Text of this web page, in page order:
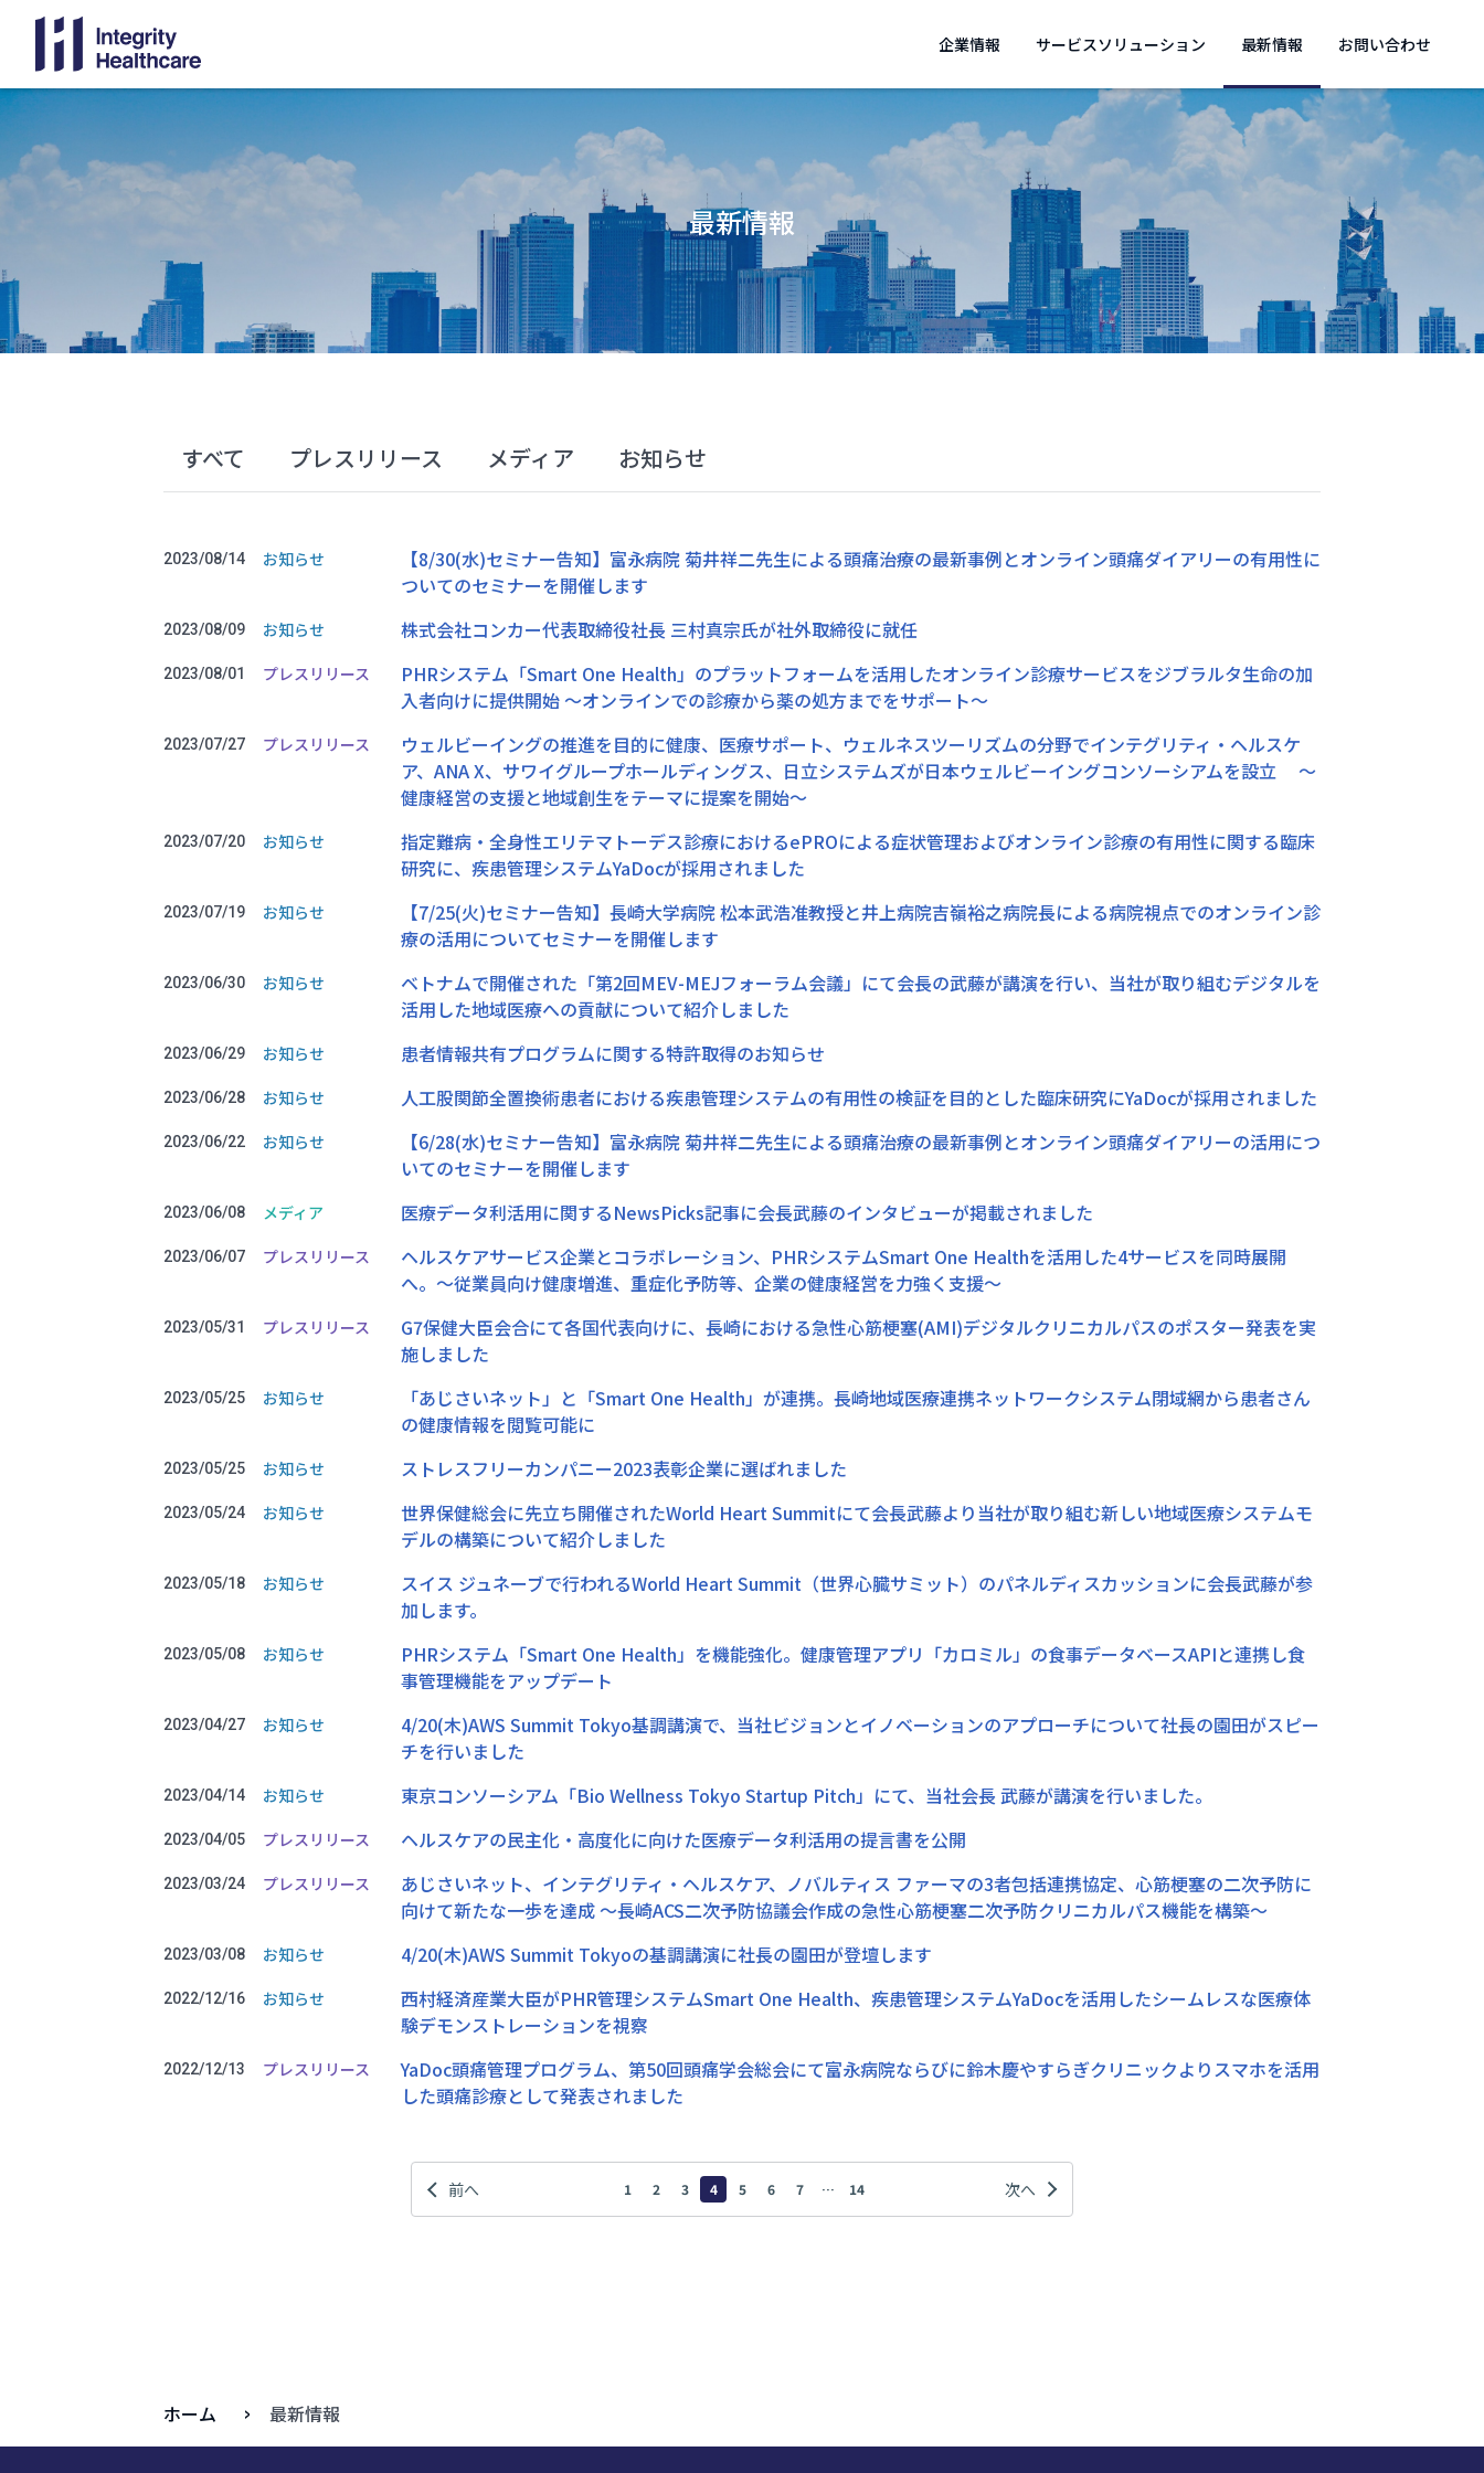
企業情報 サービスソリューション 最新情報 お問い合わせ
最新情報
すべて プレスリリース メディア お知らせ
2023/08/14 お知らせ
【8/30(水)セミナー告知】富永病院 菊井祥二先生による頭痛治療の最新事例とオンライン頭痛ダイアリーの有用性に
ついてのセミナーを開催します
2023/08/09 お知らせ 株式会社コンカー代表取締役社長 三村真宗氏が社外取締役に就任
2023/08/01 プレスリリース
PHRシステム「Smart One Health」のプラットフォームを活用したオンライン診療サービスをジブラルタ生命の加
入者向けに提供開始 ～オンラインでの診療から薬の処方までをサポート～
2023/07/27 プレスリリース
ウェルビーイングの推進を目的に健康、医療サポート、ウェルネスツーリズムの分野でインテグリティ・ヘルスケ
ア、ANA X、サワイグループホールディングス、日立システムズが日本ウェルビーイングコンソーシアムを設立 〜
健康経営の支援と地域創生をテーマに提案を開始〜
2023/07/20 お知らせ
指定難病・全身性エリテマトーデス診療におけるePROによる症状管理およびオンライン診療の有用性に関する臨床
研究に、疾患管理システムYaDocが採用されました
2023/07/19 お知らせ
【7/25(火)セミナー告知】長崎大学病院 松本武浩准教授と井上病院吉嶺裕之病院長による病院視点でのオンライン診
療の活用についてセミナーを開催します
2023/06/30 お知らせ
ベトナムで開催された「第2回MEV-MEJフォーラム会議」にて会長の武藤が講演を行い、当社が取り組むデジタルを
活用した地域医療への貢献について紹介しました
2023/06/29 お知らせ 患者情報共有プログラムに関する特許取得のお知らせ
2023/06/28 お知らせ 人工股関節全置換術患者における疾患管理システムの有用性の検証を目的とした臨床研究にYaDocが採用されました
2023/06/22 お知らせ
【6/28(水)セミナー告知】富永病院 菊井祥二先生による頭痛治療の最新事例とオンライン頭痛ダイアリーの活用につ
いてのセミナーを開催します
2023/06/08 メディア 医療データ利活用に関するNewsPicks記事に会長武藤のインタビューが掲載されました
2023/06/07 プレスリリース
ヘルスケアサービス企業とコラボレーション、PHRシステムSmart One Healthを活用した4サービスを同時展開
へ。～従業員向け健康増進、重症化予防等、企業の健康経営を力強く支援～
2023/05/31 プレスリリース
G7保健大臣会合にて各国代表向けに、長崎における急性心筋梗塞(AMI)デジタルクリニカルパスのポスター発表を実
施しました
2023/05/25 お知らせ
「あじさいネット」と「Smart One Health」が連携。長崎地域医療連携ネットワークシステム閉域網から患者さん
の健康情報を閲覧可能に
2023/05/25 お知らせ ストレスフリーカンパニー2023表彰企業に選ばれました
2023/05/24 お知らせ
世界保健総会に先立ち開催されたWorld Heart Summitにて会長武藤より当社が取り組む新しい地域医療システムモ
デルの構築について紹介しました
2023/05/18 お知らせ
スイス ジュネーブで行われるWorld Heart Summit（世界心臓サミット）のパネルディスカッションに会長武藤が参
加します。
2023/05/08 お知らせ
PHRシステム「Smart One Health」を機能強化。健康管理アプリ「カロミル」の食事データベースAPIと連携し食
事管理機能をアップデート
2023/04/27 お知らせ
4/20(木)AWS Summit Tokyo基調講演で、当社ビジョンとイノベーションのアプローチについて社長の園田がスピー
チを行いました
2023/04/14 お知らせ 東京コンソーシアム「Bio Wellness Tokyo Startup Pitch」にて、当社会長 武藤が講演を行いました。
2023/04/05 プレスリリース ヘルスケアの民主化・高度化に向けた医療データ利活用の提言書を公開
2023/03/24 プレスリリース
あじさいネット、インテグリティ・ヘルスケア、ノバルティス ファーマの3者包括連携協定、心筋梗塞の二次予防に
向けて新たな一歩を達成 ～長崎ACS二次予防協議会作成の急性心筋梗塞二次予防クリニカルパス機能を構築～
2023/03/08 お知らせ 4/20(木)AWS Summit Tokyoの基調講演に社長の園田が登壇します
2022/12/16 お知らせ
西村経済産業大臣がPHR管理システムSmart One Health、疾患管理システムYaDocを活用したシームレスな医療体
験デモンストレーションを視察
2022/12/13 プレスリリース
YaDoc頭痛管理プログラム、第50回頭痛学会総会にて富永病院ならびに鈴木慶やすらぎクリニックよりスマホを活用
した頭痛診療として発表されました
前へ 1 2 3 4 5 6 7 … 14 次へ
ホーム 最新情報